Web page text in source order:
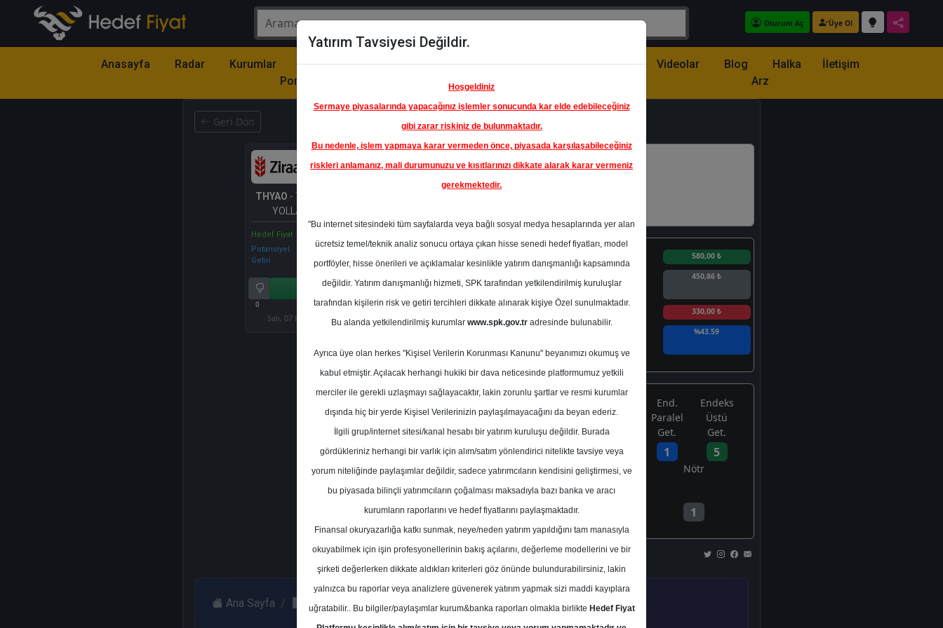
Oturum Aç Üye Ol
Anasayfa Radar Kurumlar
Model
Portföy
Hisse
Öne
Çıkanlar
Raporlar Partnerlerimiz Videolar Blog
Halka
Arz
İletişim
Geri Dön
THYAO - TÜRK HAVA
YOLLARI A.O.
Hedef Fiyat
Potansiyel
Getiri
%0.00
0 0
Salı, 07 Kasım 2023
En Yüksek Tahmin 580,00 ₺
Ortalama Fiyat
Tahmini
450,86 ₺
330,00 ₺
Potansiyeli
%43.59
Kurum Sayısı
19
9 1
End.
Paralel
Get.
1
Endeks
Üstü
Get.
5
Tavsiye Yok Nötr
1
Salı, 07 Kasım 2023
Ana Sayfa Ziraat Yatırım THYAO Hedef Fiyat
Yatırım Tavsiyesi Değildir.
Hoşgeldiniz
Sermaye piyasalarında yapacağınız işlemler sonucunda kar elde edebileceğiniz
gibi zarar riskiniz de bulunmaktadır.
Bu nedenle, işlem yapmaya karar vermeden önce, piyasada karşılaşabileceğiniz
riskleri anlamanız, mali durumunuzu ve kısıtlarınızı dikkate alarak karar vermeniz
gerekmektedir.
"Bu internet sitesindeki tüm sayfalarda veya bağlı sosyal medya hesaplarında yer alan
ücretsiz temel/teknik analiz sonucu ortaya çıkan hisse senedi hedef fiyatları, model
portföyler, hisse önerileri ve açıklamalar kesinlikle yatırım danışmanlığı kapsamında
değildir. Yatırım danışmanlığı hizmeti, SPK tarafından yetkilendirilmiş kuruluşlar
tarafından kişilerin risk ve getiri tercihleri dikkate alınarak kişiye Özel sunulmaktadır.
Bu alanda yetkilendirilmiş kurumlar www.spk.gov.tradresinde bulunabilir.
Ayrıca üye olan herkes "Kişisel Verilerin Korunması Kanunu" beyanımızı okumuş ve
kabul etmiştir. Açılacak herhangi hukiki bir dava neticesinde platformumuz yetkili
merciler ile gerekli uzlaşmayı sağlayacaktır, lakin zorunlu şartlar ve resmi kurumlar
dışında hiç bir yerde Kişisel Verilerinizin paylaşılmayacağını da beyan ederiz.
İlgili grup/internet sitesi/kanal hesabı bir yatırım kuruluşu değildir. Burada
gördükleriniz herhangi bir varlık için alım/satım yönlendirici nitelikte tavsiye veya
yorum niteliğinde paylaşımlar değildir, sadece yatırımcıların kendisini geliştirmesi, ve
bu piyasada bilinçli yatırımcıların çoğalması maksadıyla bazı banka ve aracı
kurumların raporlarını ve hedef fiyatlarını paylaşmaktadır.
Finansal okuryazarlığa katkı sunmak, neye/neden yatırım yapıldığını tam manasıyla
okuyabilmek için işin profesyonellerinin bakış açılarını, değerleme modellerini ve bir
şirketi değerlerken dikkate aldıkları kriterleri göz önünde bulundurabilirsiniz, lakin
yalnızca bu raporlar veya analizlere güvenerek yatırım yapmak sizi maddi kayıplara
uğratabilir.. Bu bilgiler/paylaşımlar kurum&banka raporları olmakla birlikte Hedef Fiyat